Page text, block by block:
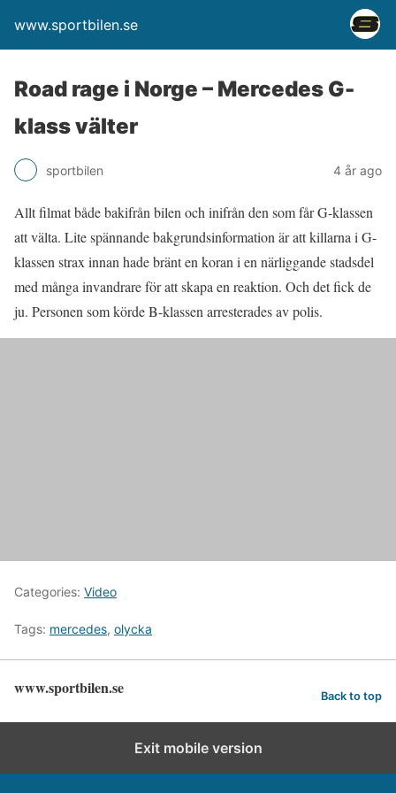
www.sportbilen.se
Road rage i Norge – Mercedes G-
klass välter
sportbilen 4 år ago
Allt filmat både bakifrån bilen och inifrån den som får G-klassen
att välta. Lite spännande bakgrundsinformation är att killarna i G-
klassen strax innan hade bränt en koran i en närliggande stadsdel
med många invandrare för att skapa en reaktion. Och det fick de
ju. Personen som körde B-klassen arresterades av polis.
Categories: Video
Tags: mercedes, olycka
www.sportbilen.se Back to top
Exit mobile version